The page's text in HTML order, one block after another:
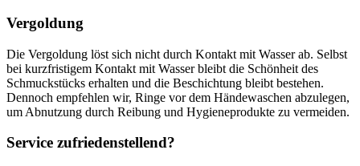
Vergoldung
Die Vergoldung löst sich nicht durch Kontakt mit Wasser ab. Selbst
bei kurzfristigem Kontakt mit Wasser bleibt die Schönheit des
Schmuckstücks erhalten und die Beschichtung bleibt bestehen.
Dennoch empfehlen wir, Ringe vor dem Händewaschen abzulegen,
um Abnutzung durch Reibung und Hygieneprodukte zu vermeiden.
Service zufriedenstellend?